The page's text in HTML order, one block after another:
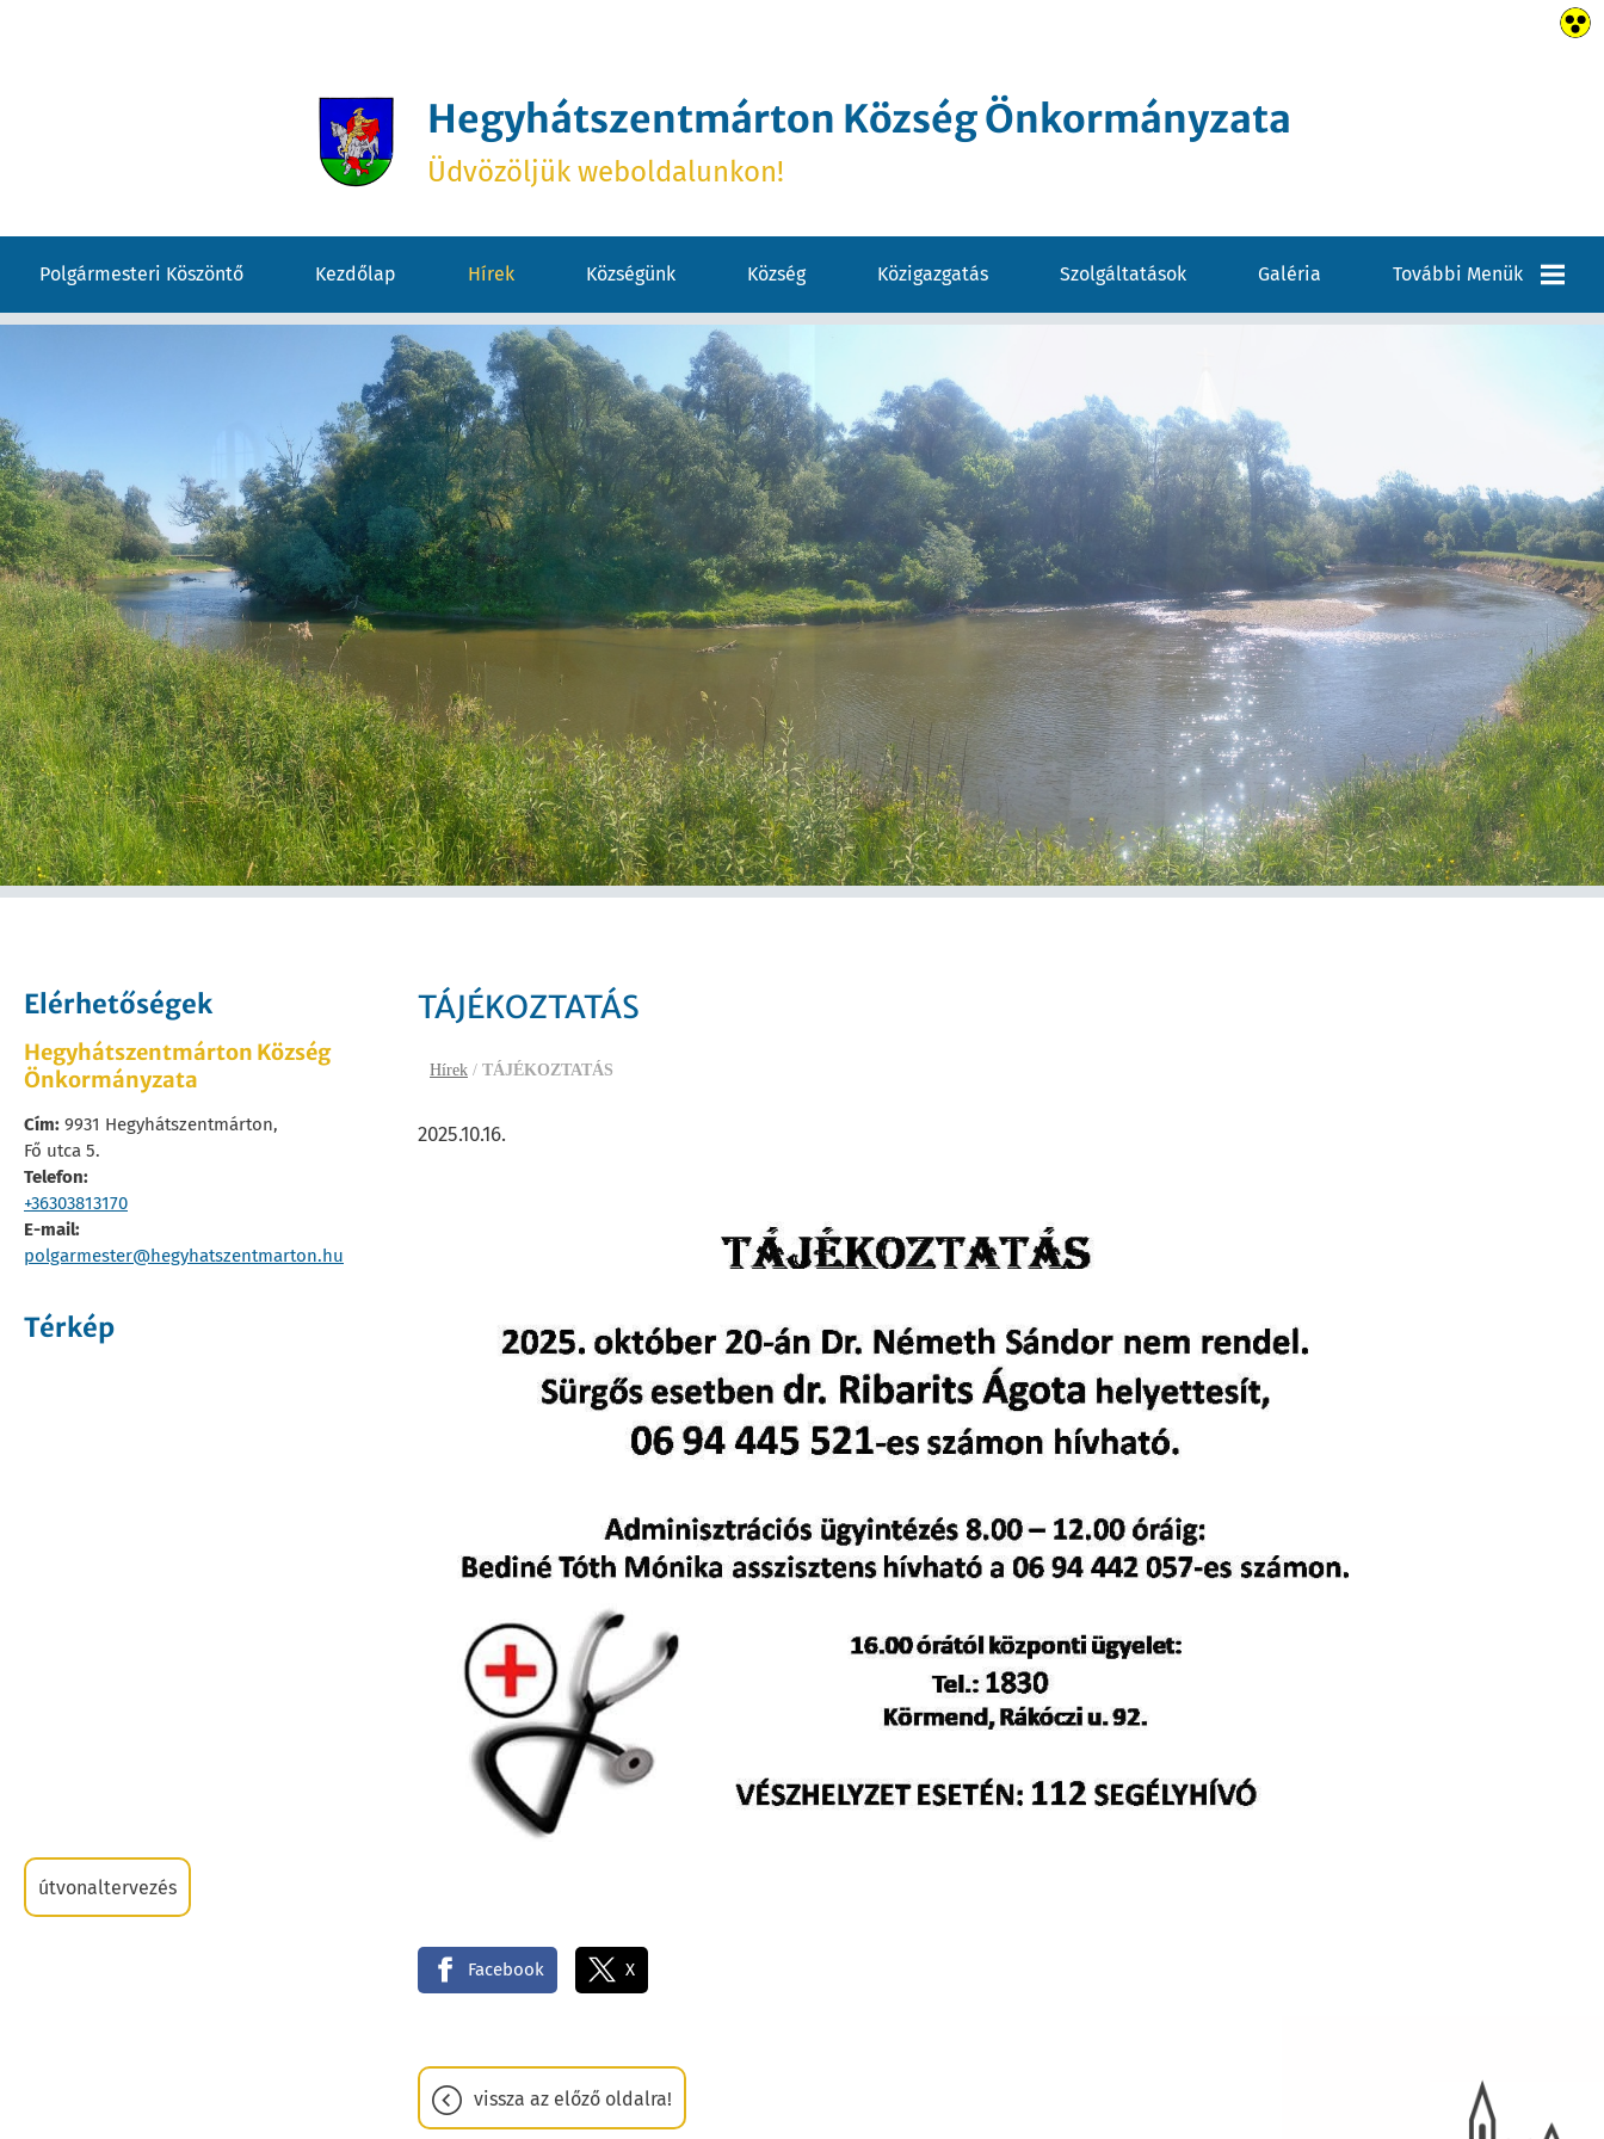
Hegyhátszentmárton Község Önkormányzata
Üdvözöljük weboldalunkon!
Polgármesteri Köszöntő Kezdőlap Hírek Községünk Község Közigazgatás Szolgáltatások Galéria További Menük
Pályázatok
E-Önkormányzat
KÖZÉRDEKŰ
ADATOK
Képviselő-Testületi
Ülések
Előterjesztés
Elérhetőségek
Hegyhátszentmárton Község
Önkormányzata
Cím: 9931 Hegyhátszentmárton,
Fő utca 5.
Telefon:
+36303813170
E-mail:
polgarmester@hegyhatszentmarton.hu
Térkép
útvonaltervezés
TÁJÉKOZTATÁS
Hírek / TÁJÉKOZTATÁS
2025.10.16.
Facebook X
vissza az előző oldalra!